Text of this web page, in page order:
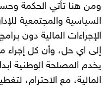
ومن هنا تأتي الحكمة
السياسية والمجتمعية
الإجراءات المالية دون
إلى اي حل، وأن كل إجراء
يخدم المصلحة الوطنية